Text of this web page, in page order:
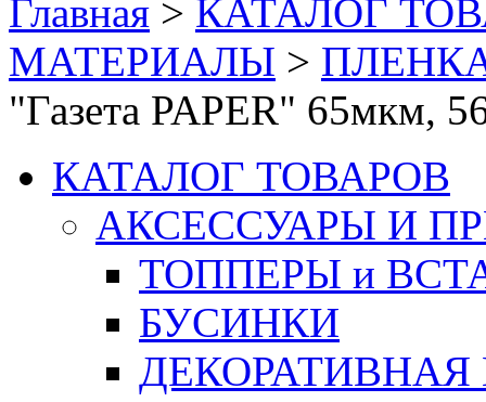
Главная > КАТАЛОГ
МАТЕРИАЛЫ >
"Газета PAPER" 65мкм,
КАТАЛОГ ТОВАРОВ
АКСЕССУАРЫ И
ТОППЕРЫ и
БУСИНКИ
ДЕКОРАТИВНАЯ